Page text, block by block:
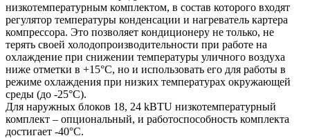
низкотемпературным комплектом, в состав которого входят
регулятор температуры конденсации и нагреватель картера
компрессора. Это позволяет кондиционеру не только, не
терять своей холодопроизводительности при работе на
охлаждение при снижении температуры уличного воздуха
ниже отметки в +15°С, но и использовать его для работы в
режиме охлаждения при низких температурах окружающей
среды (до -25°С).
Для наружных блоков 18, 24 kBTU низкотемпературный
комплект – опциональный, и работоспособность комплекта
достигает -40°С.